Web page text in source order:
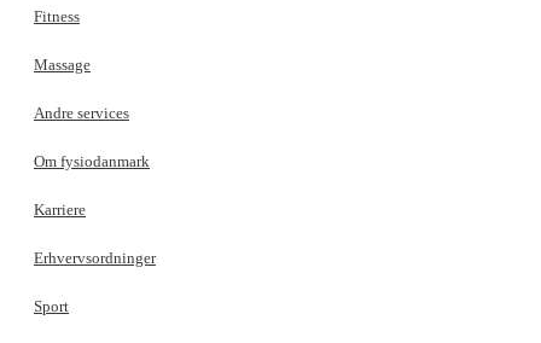
Fitness
Massage
Andre services
Om fysiodanmark
Karriere
Erhvervsordninger
Sport